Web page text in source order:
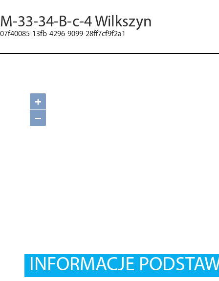
M-33-34-B-c-4 Wilkszyn
07f40085-13fb-4296-9099-28ff7cf9f2a1
+
−
INFORMACJE